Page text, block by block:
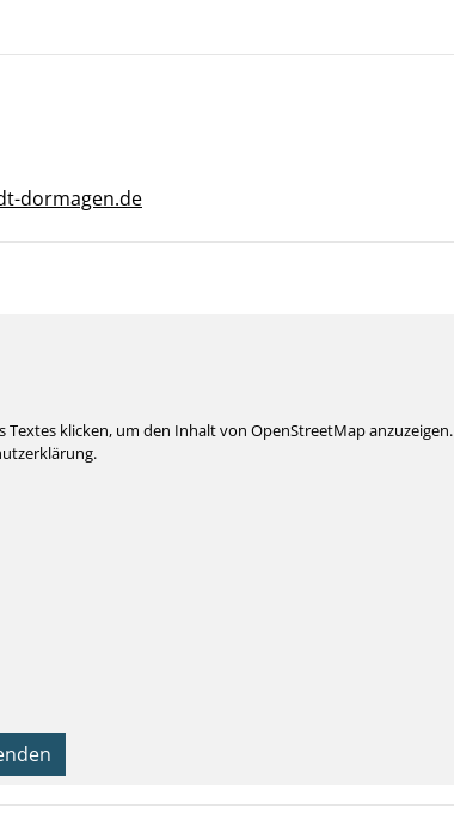
dormagen.de
klicken, um den Inhalt von OpenStreetMap anzuzeigen.